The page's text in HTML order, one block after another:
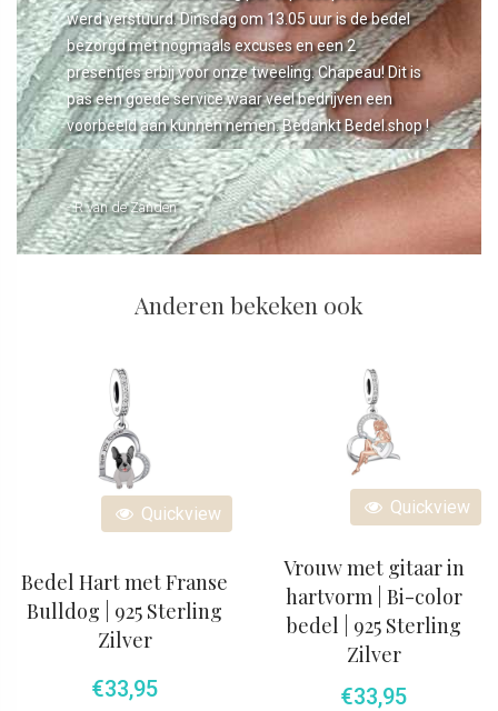
werd verstuurd. Dinsdag om 13.05 uur is de bedel
bezorgd met nogmaals excuses en een 2
presentjes erbij voor onze tweeling. Chapeau! Dit is
pas een goede service waar veel bedrijven een
voorbeeld aan kunnen nemen. Bedankt Bedel.shop !
- R van de Zanden
Anderen bekeken ook
Quickview
Bedel Hart met Franse
Bulldog | 925 Sterling
Zilver
€33,95
Quickview
Vrouw met gitaar in
hartvorm | Bi-color
bedel | 925 Sterling
Zilver
€33,95